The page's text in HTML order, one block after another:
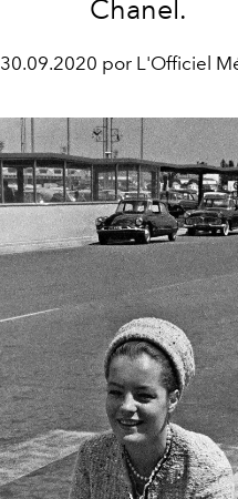
Chanel.
30.09.2020 por L'Officiel